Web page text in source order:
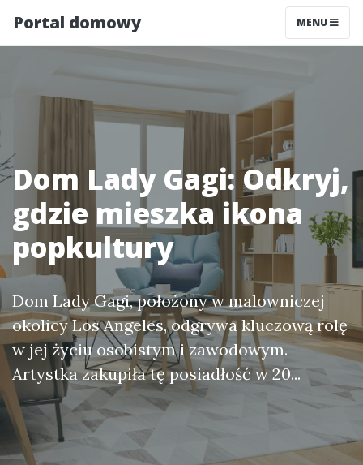
Portal domowy MENU
Dom Lady Gagi: Odkryj,
gdzie mieszka ikona
popkultury
Dom Lady Gagi, położony w malowniczej
okolicy Los Angeles, odgrywa kluczową rolę
w jej życiu osobistym i zawodowym.
Artystka zakupiła tę posiadłość w 20...